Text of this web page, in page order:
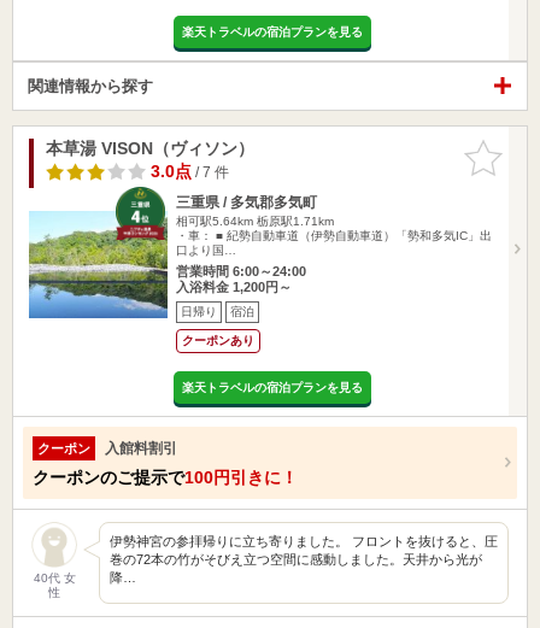
楽天トラベルの宿泊プランを見る
関連情報から探す
お気に入
りに追加
本草湯 VISON（ヴィソン）
3.0点/ 7 件
三重県 / 多気郡多気町
相可駅5.64km 栃原駅1.71km
・車： ■ 紀勢自動車道（伊勢自動車道）「勢和多気IC」出
口より国…
営業時間 6:00～24:00
入浴料金 1,200円～
日帰り 宿泊
クーポンあり
楽天トラベルの宿泊プランを見る
クーポン 入館料割引
クーポンのご提示で100円引きに！
40代 女
性
伊勢神宮の参拝帰りに立ち寄りました。 フロントを抜けると、圧
巻の72本の竹がそびえ立つ空間に感動しました。天井から光が
降…